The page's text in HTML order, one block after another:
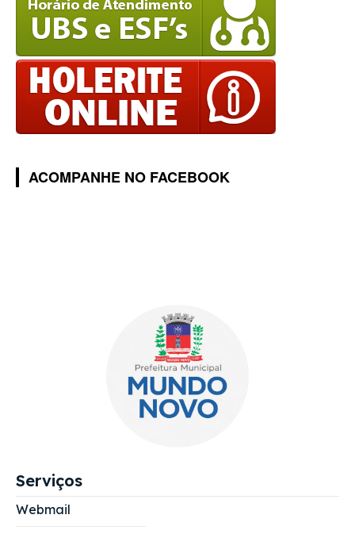
ACOMPANHE NO FACEBOOK
Serviços
Webmail